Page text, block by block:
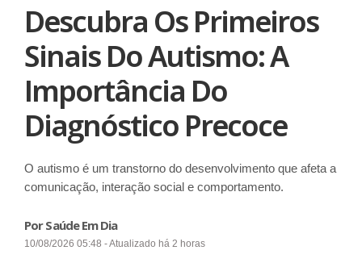
Descubra Os Primeiros
Sinais Do Autismo: A
Importância Do
Diagnóstico Precoce
O autismo é um transtorno do desenvolvimento que afeta a
comunicação, interação social e comportamento.
Por Saúde Em Dia
10/08/2026 05:48 - Atualizado há 2 horas